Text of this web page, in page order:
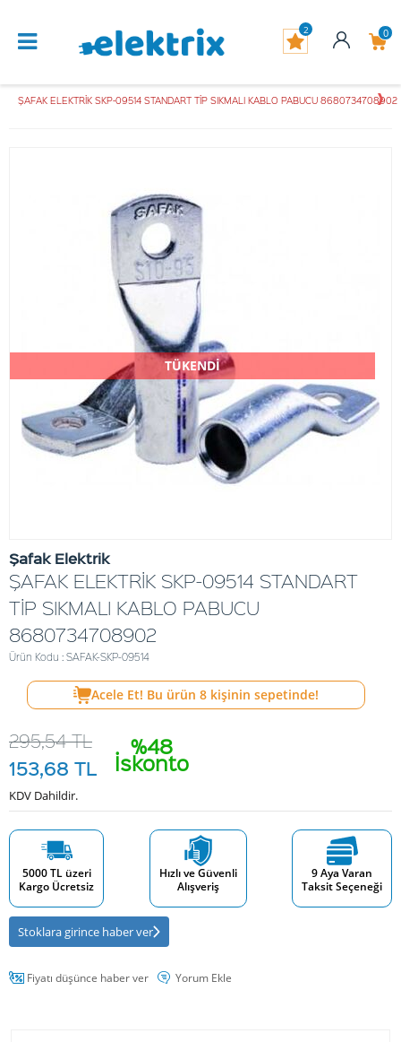
0
2
ŞAFAK ELEKTRİK SKP-09514 STANDART TİP SIKMALI KABLO PABUCU 8680734708902
TÜKENDİ
Şafak Elektrik
ŞAFAK ELEKTRİK SKP-09514 STANDART
TİP SIKMALI KABLO PABUCU
8680734708902
Ürün Kodu : SAFAK-SKP-09514
Acele Et! Bu ürün 8 kişinin sepetinde!
%48
İskonto
295,54TL
153,68 TL
KDV Dahildir.
5000 TL üzeri
Kargo Ücretsiz
Hızlı ve Güvenli
Alışveriş
9 Aya Varan
Taksit Seçeneği
Stoklara girince haber ver
Fiyatı düşünce haber ver Yorum Ekle